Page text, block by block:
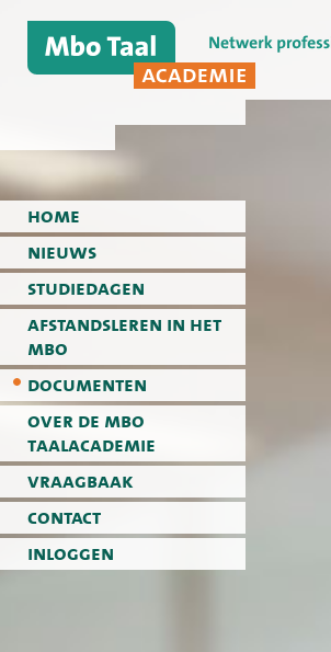
home
nieuws
studiedagen
afstandsleren in het
mbo
documenten
over de mbo
taalacademie
vraagbaak
contact
inloggen